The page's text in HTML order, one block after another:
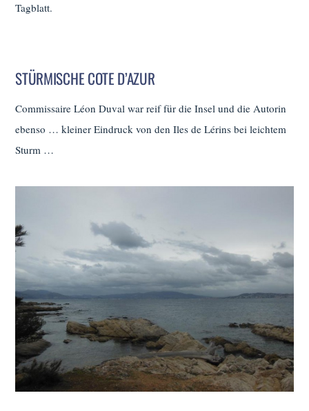
Tagblatt.
STÜRMISCHE COTE D’AZUR
Commissaire Léon Duval war reif für die Insel und die Autorin
ebenso … kleiner Eindruck von den Iles de Lérins bei leichtem
Sturm …